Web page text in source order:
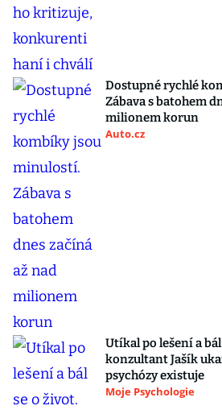
Dostupné rychlé
Zábava s batohem
milionem korun
Auto.cz
Utíkal po lešení a
konzultant Jašík
psychózy existuje
Moje Psychologie